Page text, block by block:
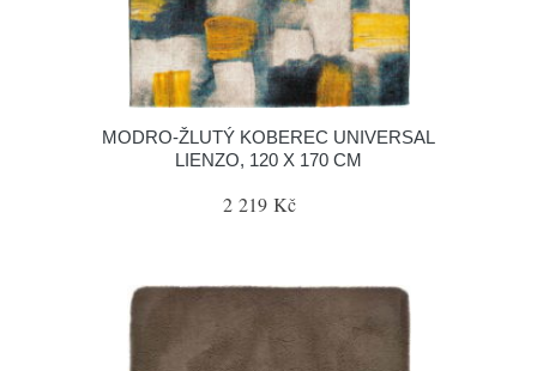
MODRO-ŽLUTÝ KOBEREC UNIVERSAL
LIENZO, 120 X 170 CM
2 219 Kč